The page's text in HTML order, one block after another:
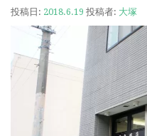
投稿日: 2018.6.19 投稿者: 大塚